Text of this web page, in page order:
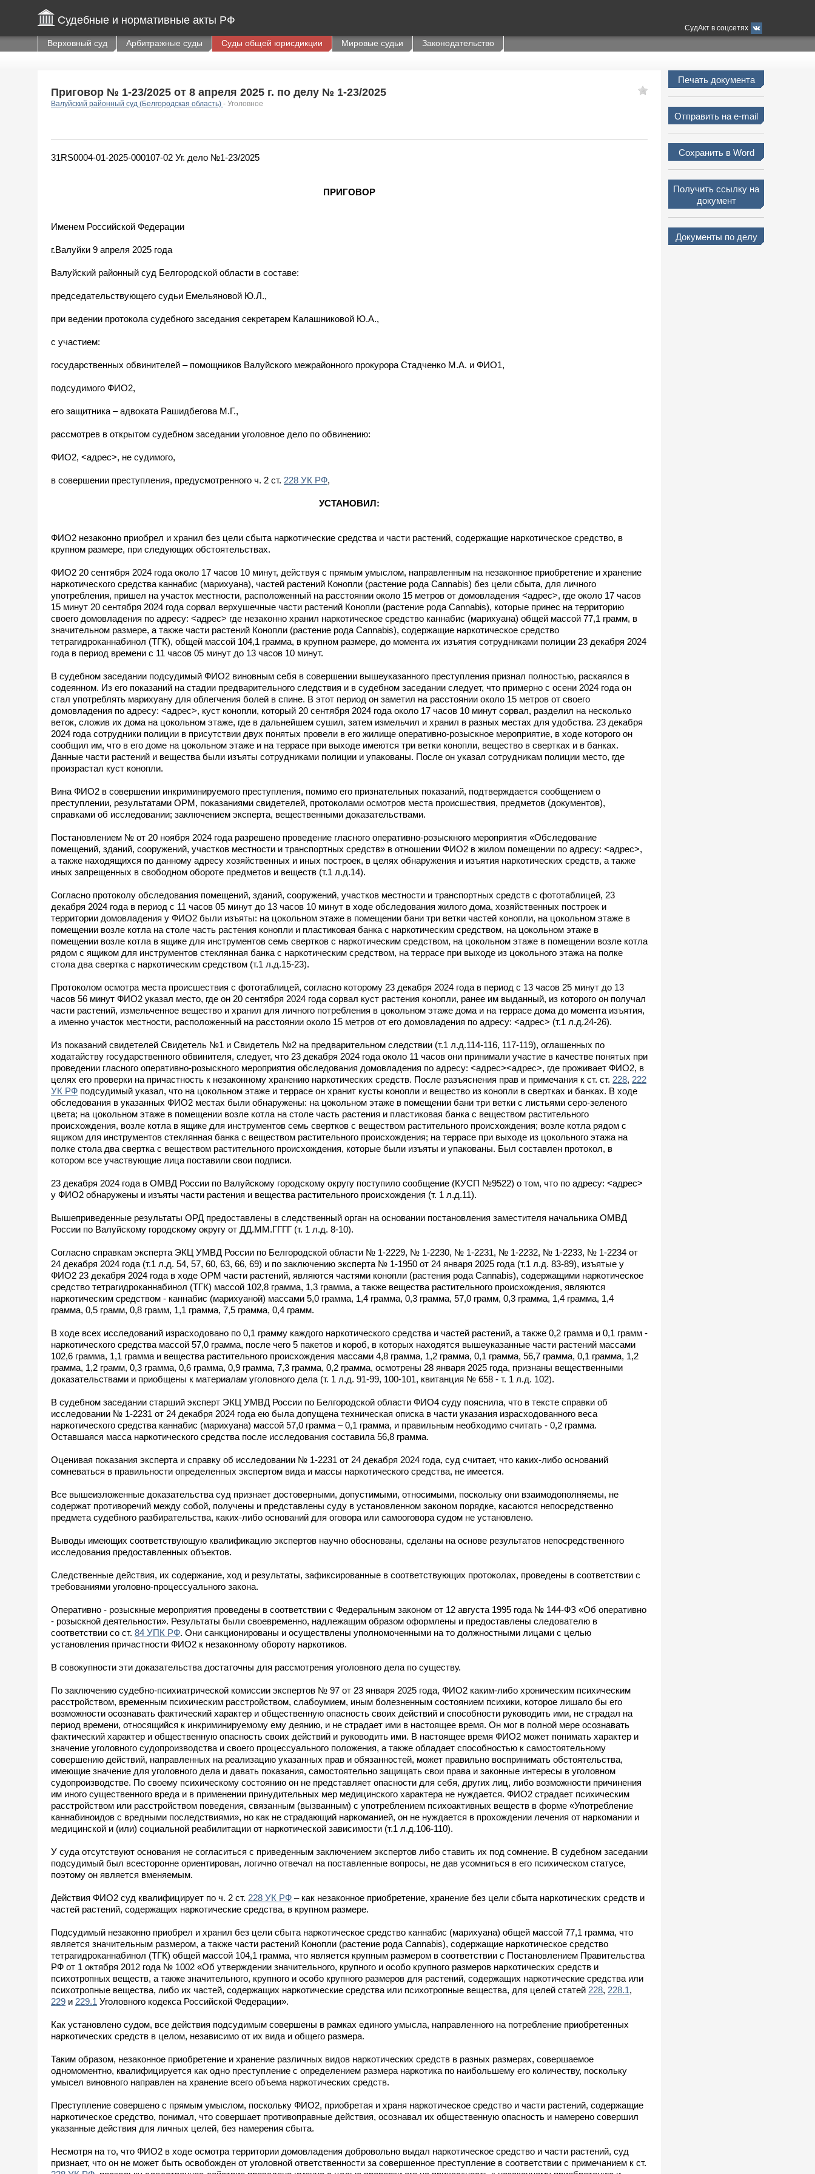
Судебные и нормативные акты РФ
СудАкт в соцсетях
Верховный суд Арбитражные суды Суды общей юрисдикции Мировые судьи Законодательство
Приговор № 1-23/2025 от 8 апреля 2025 г. по делу № 1-23/2025
Валуйский районный суд (Белгородская область) - Уголовное
31RS0004-01-2025-000107-02 Уг. дело №1-23/2025
ПРИГОВОР
Именем Российской Федерации
г.Валуйки 9 апреля 2025 года
Валуйский районный суд Белгородской области в составе:
председательствующего судьи Емельяновой Ю.Л.,
при ведении протокола судебного заседания секретарем Калашниковой Ю.А.,
с участием:
государственных обвинителей – помощников Валуйского межрайонного прокурора Стадченко М.А. и ФИО1,
подсудимого ФИО2,
его защитника – адвоката Рашидбегова М.Г.,
рассмотрев в открытом судебном заседании уголовное дело по обвинению:
ФИО2, <адрес>, не судимого,
в совершении преступления, предусмотренного ч. 2 ст. 228 УК РФ,
УСТАНОВИЛ:
ФИО2 незаконно приобрел и хранил без цели сбыта наркотические средства и части растений, содержащие наркотическое средство, в
крупном размере, при следующих обстоятельствах.
ФИО2 20 сентября 2024 года около 17 часов 10 минут, действуя с прямым умыслом, направленным на незаконное приобретение и хранение
наркотического средства каннабис (марихуана), частей растений Конопли (растение рода Cannabis) без цели сбыта, для личного
употребления, пришел на участок местности, расположенный на расстоянии около 15 метров от домовладения <адрес>, где около 17 часов
15 минут 20 сентября 2024 года сорвал верхушечные части растений Конопли (растение рода Cannabis), которые принес на территорию
своего домовладения по адресу: <адрес> где незаконно хранил наркотическое средство каннабис (марихуана) общей массой 77,1 грамм, в
значительном размере, а также части растений Конопли (растение рода Cannabis), содержащие наркотическое средство
тетрагидроканнабинол (ТГК), общей массой 104,1 грамма, в крупном размере, до момента их изъятия сотрудниками полиции 23 декабря 2024
года в период времени с 11 часов 05 минут до 13 часов 10 минут.
В судебном заседании подсудимый ФИО2 виновным себя в совершении вышеуказанного преступления признал полностью, раскаялся в
содеянном. Из его показаний на стадии предварительного следствия и в судебном заседании следует, что примерно с осени 2024 года он
стал употреблять марихуану для облегчения болей в спине. В этот период он заметил на расстоянии около 15 метров от своего
домовладения по адресу: <адрес>, куст конопли, который 20 сентября 2024 года около 17 часов 10 минут сорвал, разделил на несколько
веток, сложив их дома на цокольном этаже, где в дальнейшем сушил, затем измельчил и хранил в разных местах для удобства. 23 декабря
2024 года сотрудники полиции в присутствии двух понятых провели в его жилище оперативно-розыскное мероприятие, в ходе которого он
сообщил им, что в его доме на цокольном этаже и на террасе при выходе имеются три ветки конопли, вещество в свертках и в банках.
Данные части растений и вещества были изъяты сотрудниками полиции и упакованы. После он указал сотрудникам полиции место, где
произрастал куст конопли.
Вина ФИО2 в совершении инкриминируемого преступления, помимо его признательных показаний, подтверждается сообщением о
преступлении, результатами ОРМ, показаниями свидетелей, протоколами осмотров места происшествия, предметов (документов),
справками об исследовании; заключением эксперта, вещественными доказательствами.
Постановлением № от 20 ноября 2024 года разрешено проведение гласного оперативно-розыскного мероприятия «Обследование
помещений, зданий, сооружений, участков местности и транспортных средств» в отношении ФИО2 в жилом помещении по адресу: <адрес>,
а также находящихся по данному адресу хозяйственных и иных построек, в целях обнаружения и изъятия наркотических средств, а также
иных запрещенных в свободном обороте предметов и веществ (т.1 л.д.14).
Согласно протоколу обследования помещений, зданий, сооружений, участков местности и транспортных средств с фототаблицей, 23
декабря 2024 года в период с 11 часов 05 минут до 13 часов 10 минут в ходе обследования жилого дома, хозяйственных построек и
территории домовладения у ФИО2 были изъяты: на цокольном этаже в помещении бани три ветки частей конопли, на цокольном этаже в
помещении возле котла на столе часть растения конопли и пластиковая банка с наркотическим средством, на цокольном этаже в
помещении возле котла в ящике для инструментов семь свертков с наркотическим средством, на цокольном этаже в помещении возле котла
рядом с ящиком для инструментов стеклянная банка с наркотическим средством, на террасе при выходе из цокольного этажа на полке
стола два свертка с наркотическим средством (т.1 л.д.15-23).
Протоколом осмотра места происшествия с фототаблицей, согласно которому 23 декабря 2024 года в период с 13 часов 25 минут до 13
часов 56 минут ФИО2 указал место, где он 20 сентября 2024 года сорвал куст растения конопли, ранее им выданный, из которого он получал
части растений, измельченное вещество и хранил для личного потребления в цокольном этаже дома и на террасе дома до момента изъятия,
а именно участок местности, расположенный на расстоянии около 15 метров от его домовладения по адресу: <адрес> (т.1 л.д.24-26).
Из показаний свидетелей Свидетель №1 и Свидетель №2 на предварительном следствии (т.1 л.д.114-116, 117-119), оглашенных по
ходатайству государственного обвинителя, следует, что 23 декабря 2024 года около 11 часов они принимали участие в качестве понятых при
проведении гласного оперативно-розыскного мероприятия обследования домовладения по адресу: <адрес><адрес>, где проживает ФИО2, в
целях его проверки на причастность к незаконному хранению наркотических средств. После разъяснения прав и примечания к ст. ст. 228, 222
УК РФ подсудимый указал, что на цокольном этаже и террасе он хранит кусты конопли и вещество из конопли в свертках и банках. В ходе
обследования в указанных ФИО2 местах были обнаружены: на цокольном этаже в помещении бани три ветки с листьями серо-зеленого
цвета; на цокольном этаже в помещении возле котла на столе часть растения и пластиковая банка с веществом растительного
происхождения, возле котла в ящике для инструментов семь свертков с веществом растительного происхождения; возле котла рядом с
ящиком для инструментов стеклянная банка с веществом растительного происхождения; на террасе при выходе из цокольного этажа на
полке стола два свертка с веществом растительного происхождения, которые были изъяты и упакованы. Был составлен протокол, в
котором все участвующие лица поставили свои подписи.
23 декабря 2024 года в ОМВД России по Валуйскому городскому округу поступило сообщение (КУСП №9522) о том, что по адресу: <адрес>
у ФИО2 обнаружены и изъяты части растения и вещества растительного происхождения (т. 1 л.д.11).
Вышеприведенные результаты ОРД предоставлены в следственный орган на основании постановления заместителя начальника ОМВД
России по Валуйскому городскому округу от ДД.ММ.ГГГГ (т. 1 л.д. 8-10).
Согласно справкам эксперта ЭКЦ УМВД России по Белгородской области № 1-2229, № 1-2230, № 1-2231, № 1-2232, № 1-2233, № 1-2234 от
24 декабря 2024 года (т.1 л.д. 54, 57, 60, 63, 66, 69) и по заключению эксперта № 1-1950 от 24 января 2025 года (т.1 л.д. 83-89), изъятые у
ФИО2 23 декабря 2024 года в ходе ОРМ части растений, являются частями конопли (растения рода Cannabis), содержащими наркотическое
средство тетрагидроканнабинол (ТГК) массой 102,8 грамма, 1,3 грамма, а также вещества растительного происхождения, являются
наркотическим средством - каннабис (марихуаной) массами 5,0 грамма, 1,4 грамма, 0,3 грамма, 57,0 грамм, 0,3 грамма, 1,4 грамма, 1,4
грамма, 0,5 грамм, 0,8 грамм, 1,1 грамма, 7,5 грамма, 0,4 грамм.
В ходе всех исследований израсходовано по 0,1 грамму каждого наркотического средства и частей растений, а также 0,2 грамма и 0,1 грамм -
наркотического средства массой 57,0 грамма, после чего 5 пакетов и короб, в которых находятся вышеуказанные части растений массами
102,6 грамма, 1,1 грамма и вещества растительного происхождения массами 4,8 грамма, 1,2 грамма, 0,1 грамма, 56,7 грамма, 0,1 грамма, 1,2
грамма, 1,2 грамм, 0,3 грамма, 0,6 грамма, 0,9 грамма, 7,3 грамма, 0,2 грамма, осмотрены 28 января 2025 года, признаны вещественными
доказательствами и приобщены к материалам уголовного дела (т. 1 л.д. 91-99, 100-101, квитанция № 658 - т. 1 л.д. 102).
В судебном заседании старший эксперт ЭКЦ УМВД России по Белгородской области ФИО4 суду пояснила, что в тексте справки об
исследовании № 1-2231 от 24 декабря 2024 года ею была допущена техническая описка в части указания израсходованного веса
наркотического средства каннабис (марихуана) массой 57,0 грамма – 0,1 грамма, и правильным необходимо считать - 0,2 грамма.
Оставшаяся масса наркотического средства после исследования составила 56,8 грамма.
Оценивая показания эксперта и справку об исследовании № 1-2231 от 24 декабря 2024 года, суд считает, что каких-либо оснований
сомневаться в правильности определенных экспертом вида и массы наркотического средства, не имеется.
Все вышеизложенные доказательства суд признает достоверными, допустимыми, относимыми, поскольку они взаимодополняемы, не
содержат противоречий между собой, получены и представлены суду в установленном законом порядке, касаются непосредственно
предмета судебного разбирательства, каких-либо оснований для оговора или самооговора судом не установлено.
Выводы имеющих соответствующую квалификацию экспертов научно обоснованы, сделаны на основе результатов непосредственного
исследования предоставленных объектов.
Следственные действия, их содержание, ход и результаты, зафиксированные в соответствующих протоколах, проведены в соответствии с
требованиями уголовно-процессуального закона.
Оперативно - розыскные мероприятия проведены в соответствии с Федеральным законом от 12 августа 1995 года № 144-ФЗ «Об оперативно
- розыскной деятельности». Результаты были своевременно, надлежащим образом оформлены и предоставлены следователю в
соответствии со ст. 84 УПК РФ. Они санкционированы и осуществлены уполномоченными на то должностными лицами с целью
установления причастности ФИО2 к незаконному обороту наркотиков.
В совокупности эти доказательства достаточны для рассмотрения уголовного дела по существу.
По заключению судебно-психиатрической комиссии экспертов № 97 от 23 января 2025 года, ФИО2 каким-либо хроническим психическим
расстройством, временным психическим расстройством, слабоумием, иным болезненным состоянием психики, которое лишало бы его
возможности осознавать фактический характер и общественную опасность своих действий и способности руководить ими, не страдал на
период времени, относящийся к инкриминируемому ему деянию, и не страдает ими в настоящее время. Он мог в полной мере осознавать
фактический характер и общественную опасность своих действий и руководить ими. В настоящее время ФИО2 может понимать характер и
значение уголовного судопроизводства и своего процессуального положения, а также обладает способностью к самостоятельному
совершению действий, направленных на реализацию указанных прав и обязанностей, может правильно воспринимать обстоятельства,
имеющие значение для уголовного дела и давать показания, самостоятельно защищать свои права и законные интересы в уголовном
судопроизводстве. По своему психическому состоянию он не представляет опасности для себя, других лиц, либо возможности причинения
им иного существенного вреда и в применении принудительных мер медицинского характера не нуждается. ФИО2 страдает психическим
расстройством или расстройством поведения, связанным (вызванным) с употреблением психоактивных веществ в форме «Употребление
каннабиноидов с вредными последствиями», но как не страдающий наркоманией, он не нуждается в прохождении лечения от наркомании и
медицинской и (или) социальной реабилитации от наркотической зависимости (т.1 л.д.106-110).
У суда отсутствуют основания не согласиться с приведенным заключением экспертов либо ставить их под сомнение. В судебном заседании
подсудимый был всесторонне ориентирован, логично отвечал на поставленные вопросы, не дав усомниться в его психическом статусе,
поэтому он является вменяемым.
Действия ФИО2 суд квалифицирует по ч. 2 ст. 228 УК РФ – как незаконное приобретение, хранение без цели сбыта наркотических средств и
частей растений, содержащих наркотические средства, в крупном размере.
Подсудимый незаконно приобрел и хранил без цели сбыта наркотическое средство каннабис (марихуана) общей массой 77,1 грамма, что
является значительным размером, а также части растений Конопли (растение рода Cannabis), содержащие наркотическое средство
тетрагидроканнабинол (ТГК) общей массой 104,1 грамма, что является крупным размером в соответствии с Постановлением Правительства
РФ от 1 октября 2012 года № 1002 «Об утверждении значительного, крупного и особо крупного размеров наркотических средств и
психотропных веществ, а также значительного, крупного и особо крупного размеров для растений, содержащих наркотические средства или
психотропные вещества, либо их частей, содержащих наркотические средства или психотропные вещества, для целей статей 228, 228.1,
229 и 229.1 Уголовного кодекса Российской Федерации».
Как установлено судом, все действия подсудимым совершены в рамках единого умысла, направленного на потребление приобретенных
наркотических средств в целом, независимо от их вида и общего размера.
Таким образом, незаконное приобретение и хранение различных видов наркотических средств в разных размерах, совершаемое
одномоментно, квалифицируется как одно преступление с определением размера наркотика по наибольшему его количеству, поскольку
умысел виновного направлен на хранение всего объема наркотических средств.
Преступление совершено с прямым умыслом, поскольку ФИО2, приобретая и храня наркотическое средство и части растений, содержащие
наркотическое средство, понимал, что совершает противоправные действия, осознавал их общественную опасность и намерено совершил
указанные действия для личных целей, без намерения сбыта.
Несмотря на то, что ФИО2 в ходе осмотра территории домовладения добровольно выдал наркотическое средство и части растений, суд
признает, что он не может быть освобожден от уголовной ответственности за совершенное преступление в соответствии с примечанием к ст.
Печать документа
Отправить на e-mail
Сохранить в Word
Получить ссылку на
документ
Документы по делу